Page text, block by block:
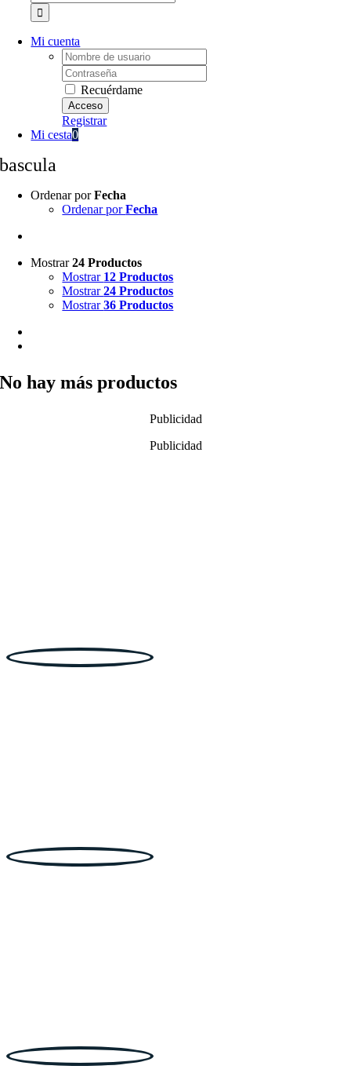
Mi cuenta
Username:
Password:
Recuérdame
Registrar
Mi cesta0
bascula
Ordenar porFecha
Ordenar porFecha
Mostrar24 Productos
Mostrar 12 Productos
Mostrar24 Productos
Mostrar36 Productos
No hay más productos
Publicidad
Publicidad